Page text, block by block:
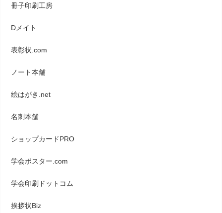
冊子印刷工房
Dメイト
表彰状.com
ノート本舗
絵はがき.net
名刺本舗
ショップカードPRO
学会ポスター.com
学会印刷ドットコム
挨拶状Biz